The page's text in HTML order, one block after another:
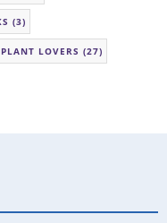
(3)
LOVERS (27)